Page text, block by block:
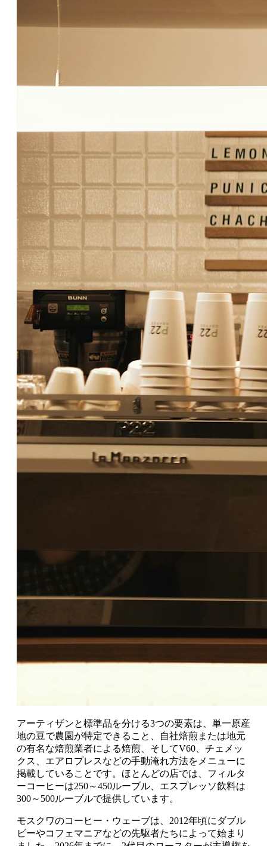
アーティザンと標準品を分ける3つの要素は、単一原産
地の豆で農園が特定できること、自社焙煎または地元
の有名な焙煎業者による焙煎、そしてV60、チェメッ
クス、エアロプレスなどの手動淹れ方法をメニューに
掲載していることです。ほとんどの店では、フィルタ
ーコーヒーは250～450ルーブル、エスプレッソ飲料は
300～500ルーブルで提供しています。
モスクワのコーヒー・ウェーブは、2012年頃にダブル
ビーやコフェマニアなどの先駆者たちによって始まり